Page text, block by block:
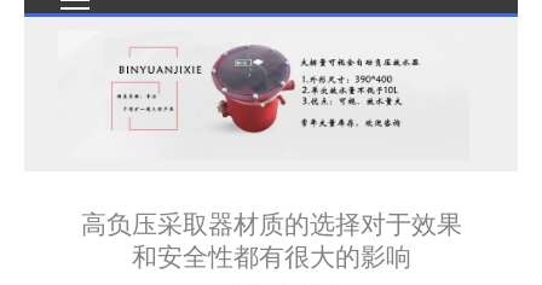
高负压采取器材质的选择对于效果
和安全性都有很大的影响